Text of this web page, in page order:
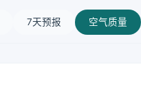
7天预报 空气质量